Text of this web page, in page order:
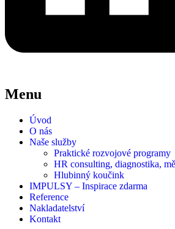
Menu
Úvod
O nás
Naše služby
Praktické rozvojové programy
HR consulting, diagnostika,
Hlubinný koučink
IMPULSY – Inspirace zdarma
Reference
Nakladatelství
Kontakt